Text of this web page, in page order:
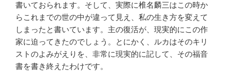
書いておられます。そして、実際に椎名麟三はこの時か
らこれまでの世の中が違って見え、私の生き方を変えて
しまったと書いています。主の復活が、現実的にこの作
家に迫ってきたのでしょう。とにかく、ルカはそのキリ
ストのよみがえりを、非常に現実的に記して、その福音
書を書き終えたわけです。